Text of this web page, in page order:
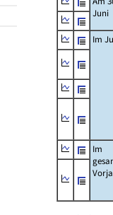
Juni
Im
Im